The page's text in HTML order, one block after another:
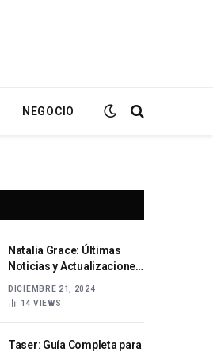
NEGOCIO
Natalia Grace: Últimas
Noticias y Actualizaciones
DICIEMBRE 21, 2024
14 VIEWS
Taser: Guía Completa para